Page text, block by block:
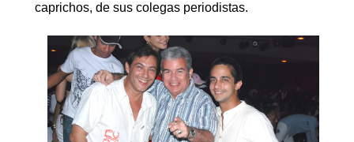
caprichos, de sus colegas periodistas.